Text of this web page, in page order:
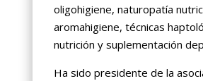
oligohigiene, naturopatía
aromahigiene, técnicas
nutrición y suplementación
Ha sido presidente de la